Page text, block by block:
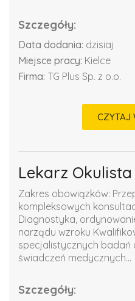
Szczegóły:
Data dodania: dzisiaj
Miejsce pracy: Kielce
Firma: TG Plus Sp. z o.o.
CZYTAJ
Lekarz Okulista
Zakres obowiązków:
kompleksowych
Diagnostyka,
narządu wzroku
specjalistycznych badań
świadczeń medycznych...
Szczegóły: